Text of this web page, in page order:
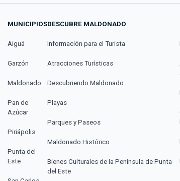
MUNICIPIOS
Aiguá
Garzón
Maldonado
Pan de
Azúcar
Piriápolis
Punta del
Este
DESCUBRE MALDONADO
Información para el Turista
Atracciones Turísticas
Descubriendo Maldonado
Playas
Parques y Paseos
Maldonado Histórico
Bienes Culturales de la Península de Punta
del Este